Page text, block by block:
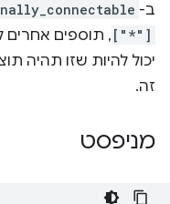
ב-
["*"] , תוספים אחרים
יכול להיות שזו תהיה
זה.
מניפסט